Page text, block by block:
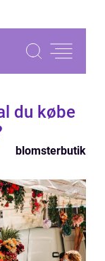
du købe
blomsterbutik